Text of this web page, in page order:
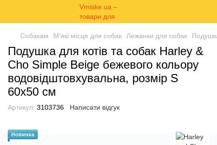
Собакам М'які місця для собак Лежанки для собак
Подушка для котів та собак Harley &
Cho Simple Beige бежевого кольору
водовідштовхувальна, розмір S
60х50 см
Артикул: 3103736 Написати відгук
Новинка